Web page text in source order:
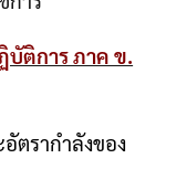
ติการ ภาค ข.
ตรากำลังของ